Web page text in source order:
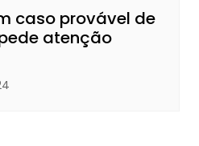
caso provável de
atenção